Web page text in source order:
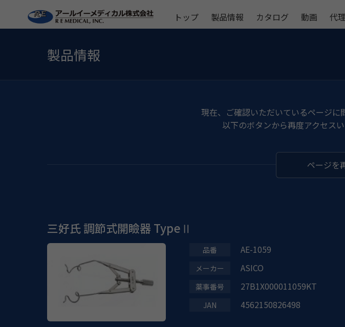
トップ 製品情報 カタログ 動画 代
製品情報
現在、ご確認いただいているページに
以下のボタンから再度アクセス
ページを
三好氏 調節式開瞼器 TypeⅡ
AE-1059
ASICO
27B1X000011059KT
4562150826498